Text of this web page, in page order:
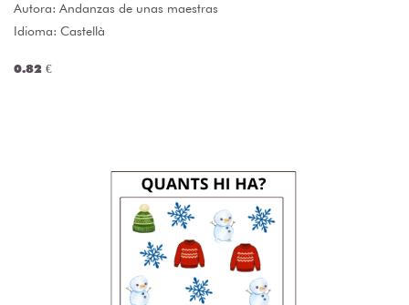
Autora: Andanzas de unas maestras
Idioma: Castellà
0.82 €